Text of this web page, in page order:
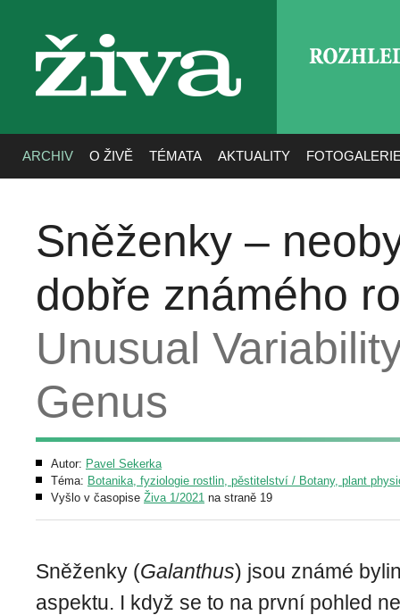
živa
ARCHIV O ŽIVĚ TÉMATA AKTUALITY
Sněženky –
dobře známého
Unusual
Genus
Autor: Pavel Sekerka
Téma: Botanika, fyziologie rostlin, pěstitelství / Botany, plant
Vyšlo v časopise Živa 1/2021 na straně 19
Sněženky (Galanthus) jsou známé
aspektu. I když se to na první pohled